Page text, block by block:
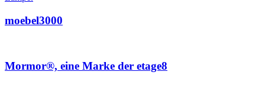
moebel3000
Mormor®, eine Marke der etage8